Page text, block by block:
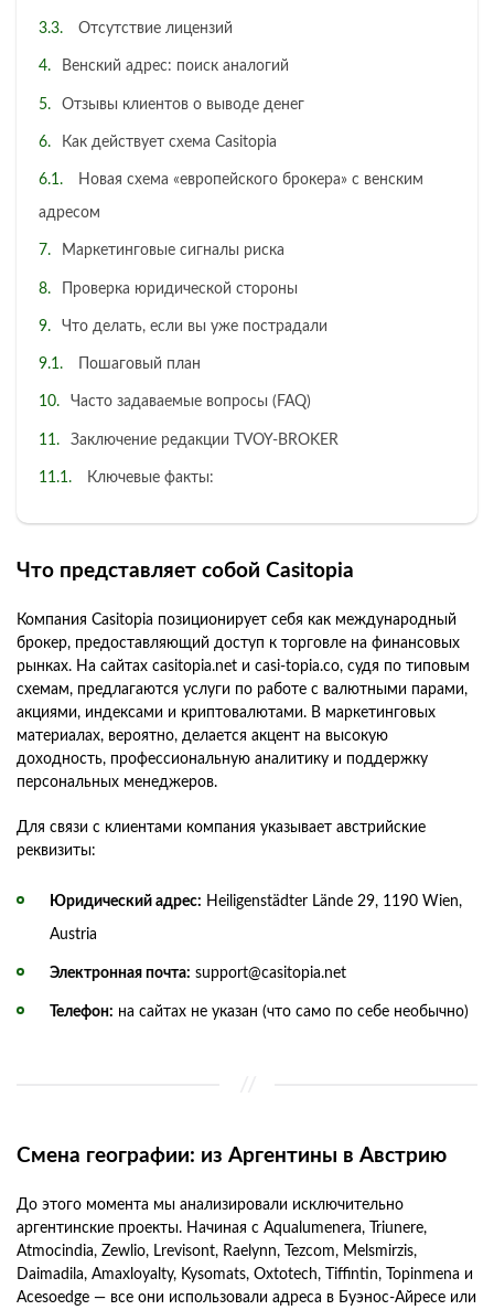
Отсутствие лицензий
Венский адрес: поиск аналогий
Отзывы клиентов о выводе денег
Как действует схема Casitopia
Новая схема «европейского брокера» с венским
адресом
Маркетинговые сигналы риска
Проверка юридической стороны
Что делать, если вы уже пострадали
Пошаговый план
Часто задаваемые вопросы (FAQ)
Заключение редакции TVOY-BROKER
Ключевые факты:
Что представляет собой Casitopia
Компания Casitopia позиционирует себя как международный
брокер, предоставляющий доступ к торговле на финансовых
рынках. На сайтах casitopia.net и casi-topia.co, судя по типовым
схемам, предлагаются услуги по работе с валютными парами,
акциями, индексами и криптовалютами. В маркетинговых
материалах, вероятно, делается акцент на высокую
доходность, профессиональную аналитику и поддержку
персональных менеджеров.
Для связи с клиентами компания указывает австрийские
реквизиты:
Юридический адрес: Heiligenstädter Lände 29, 1190 Wien,
Austria
Электронная почта: support@casitopia.net
Телефон: на сайтах не указан (что само по себе необычно)
Смена географии: из Аргентины в Австрию
До этого момента мы анализировали исключительно
аргентинские проекты. Начиная с Aqualumenera, Triunere,
Atmocindia, Zewlio, Lrevisont, Raelynn, Tezcom, Melsmirzis,
Daimadila, Amaxloyalty, Kysomats, Oxtotech, Tiffintin, Topinmena и
Acesoedge — все они использовали адреса в Буэнос-Айресе или